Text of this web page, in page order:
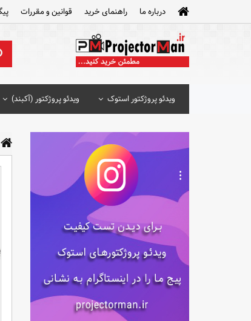
درباره ما راهنمای خرید قوانین و مقررات
ویدئو پروژکتور استوک ویدئو پروژکتور (آکبند)